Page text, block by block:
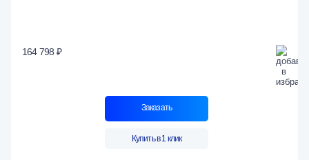
164 798 ₽
Заказать
Купить в 1 клик